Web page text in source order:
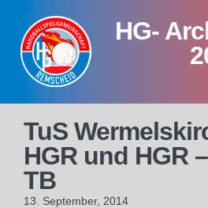
content
HG-
TuS
HGR und HGR
TB
13. September, 2014